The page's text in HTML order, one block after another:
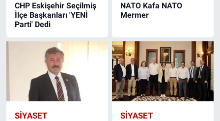
CHP Eskişehir Seçilmiş
İlçe Başkanları 'YENİ
Parti' Dedi
NATO Kafa NATO
Mermer
SİYASET SİYASET